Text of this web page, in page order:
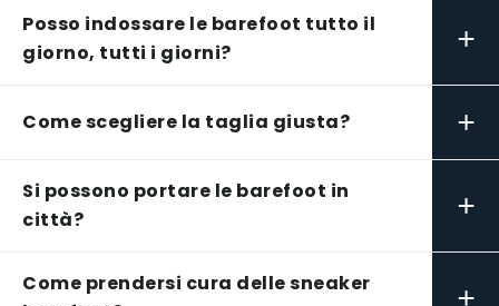
Posso indossare le barefoot tutto il
giorno, tutti i giorni?
+
Come scegliere la taglia giusta? +
Si possono portare le barefoot in
città?
+
Come prendersi cura delle sneaker
+